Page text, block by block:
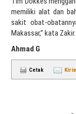
memiliki alat dan
sakit obat-
Makassar,” kata Zakir.
Ahmad G
Cetak